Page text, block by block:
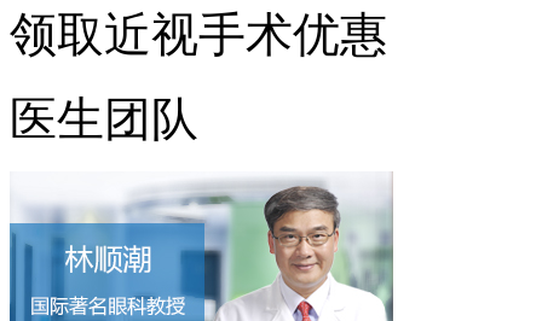
领取近视手术优惠
医生团队